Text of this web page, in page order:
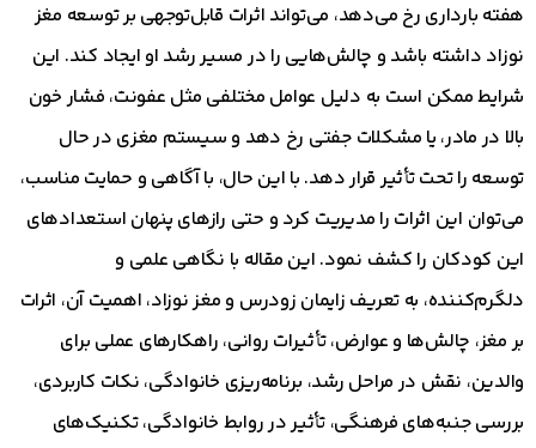
هفته بارداری رخ می‌دهد، می‌تواند اثرات قابل‌توجهی بر توسعه مغز
نوزاد داشته باشد و چالش‌هایی را در مسیر رشد او ایجاد کند. این
شرایط ممکن است به دلیل عوامل مختلفی مثل عفونت، فشار خون
بالا در مادر، یا مشکلات جفتی رخ دهد و سیستم مغزی در حال
توسعه را تحت تأثیر قرار دهد. با این حال، با آگاهی و حمایت مناسب،
می‌توان این اثرات را مدیریت کرد و حتی رازهای پنهان استعدادهای
این کودکان را کشف نمود. این مقاله با نگاهی علمی و
دلگرم‌کننده، به تعریف زایمان زودرس و مغز نوزاد، اهمیت آن، اثرات
بر مغز، چالش‌ها و عوارض، تأثیرات روانی، راهکارهای عملی برای
والدین، نقش در مراحل رشد، برنامه‌ریزی خانوادگی، نکات کاربردی،
بررسی جنبه‌های فرهنگی، تأثیر در روابط خانوادگی، تکنیک‌های